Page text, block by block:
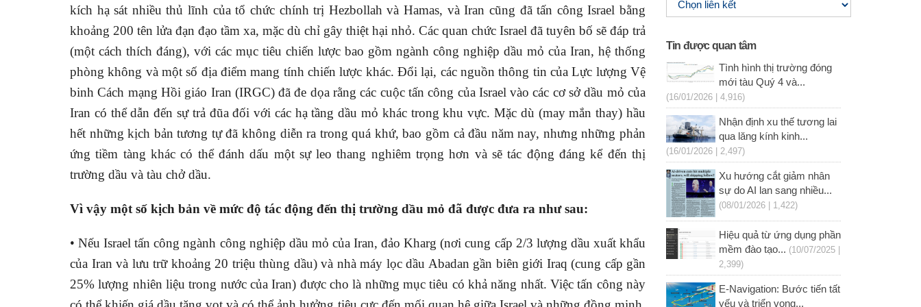
kích hạ sát nhiều thủ lĩnh của tổ chức chính trị Hezbollah và Hamas, và Iran cũng đã tấn công Israel bằng
khoảng 200 tên lửa đạn đạo tầm xa, mặc dù chỉ gây thiệt hại nhỏ. Các quan chức Israel đã tuyên bố sẽ đáp trả
(một cách thích đáng), với các mục tiêu chiến lược bao gồm ngành công nghiệp dầu mỏ của Iran, hệ thống
phòng không và một số địa điểm mang tính chiến lược khác. Đổi lại, các nguồn thông tin của Lực lượng Vệ
binh Cách mạng Hồi giáo Iran (IRGC) đã đe dọa rằng các cuộc tấn công của Israel vào các cơ sở dầu mỏ của
Iran có thể dẫn đến sự trả đũa đối với các hạ tầng dầu mỏ khác trong khu vực. Mặc dù (may mắn thay) hầu
hết những kịch bản tương tự đã không diễn ra trong quá khứ, bao gồm cả đầu năm nay, nhưng những phản
ứng tiềm tàng khác có thể đánh dấu một sự leo thang nghiêm trọng hơn và sẽ tác động đáng kể đến thị
trường dầu và tàu chở dầu.
Vì vậy một số kịch bản về mức độ tác động đến thị trường dầu mỏ đã được đưa ra như sau:
• Nếu Israel tấn công ngành công nghiệp dầu mỏ của Iran, đảo Kharg (nơi cung cấp 2/3 lượng dầu xuất khẩu
của Iran và lưu trữ khoảng 20 triệu thùng dầu) và nhà máy lọc dầu Abadan gần biên giới Iraq (cung cấp gần
25% lượng nhiên liệu trong nước của Iran) được cho là những mục tiêu có khả năng nhất. Việc tấn công này
Tin được quan tâm
Tình hình thị trường đóng
mới tàu Quý 4 và...
(16/01/2026 | 4,916)
Nhận định xu thế tương lai
qua lăng kính kinh...
(16/01/2026 | 2,497)
Xu hướng cắt giảm nhân
sự do AI lan sang nhiều...
(08/01/2026 | 1,422)
Hiệu quả từ ứng dụng phần
mềm đào tạo... (10/07/2025 |
2,399)
E-Navigation: Bước tiến tất
yếu và triển vọng...